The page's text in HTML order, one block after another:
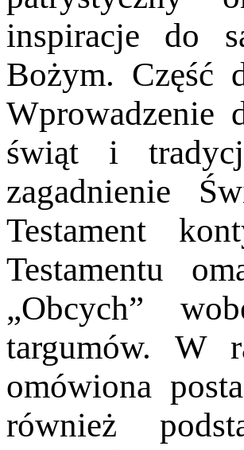
inspiracje do
Bożym. Część
Wprowadzenie
świąt i
zagadnienie
Testament
Testamentu
„Obcych”
targumów. W
omówiona
również